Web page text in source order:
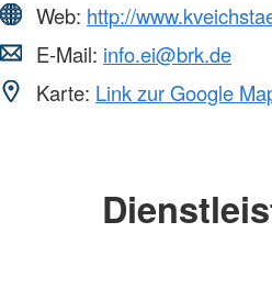
Web: http://
E-Mail: info.ei@brk.de
Karte: Link zur Google